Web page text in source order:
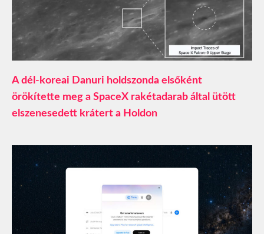
A dél-koreai Danuri holdszonda elsőként
örökítette meg a SpaceX rakétadarab által ütött
elszenesedett krátert a Holdon